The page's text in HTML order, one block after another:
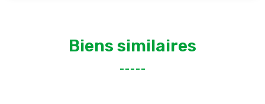
Biens similaires